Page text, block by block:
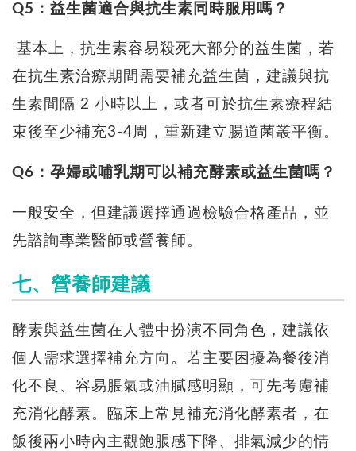
Q5：益生菌適合與抗生素同時服用嗎？
基本上，抗生素容易殺死大部分的益生菌，若
在抗生素治療期間需要補充益生菌，建議與抗
生素間隔 2 小時以上，或者可於抗生素療程結
束後至少補充3-4周，重新建立腸道菌叢平衡。
Q6：孕婦或哺乳期可以補充酵素或益生菌嗎？
一般安全，但建議選擇通過檢驗合格產品，並
先諮詢專業醫師或營養師。
七、營養師建議
酵素與益生菌在人體中扮演不同角色，建議依
個人需求選擇補充方向。若主要困擾為餐後消
化不良、容易脹氣或油膩感明顯，可先考慮補
充消化酵素。臨床上常見補充消化酵素者，在
飯後兩小時內主觀飽脹感下降、排氣減少的情